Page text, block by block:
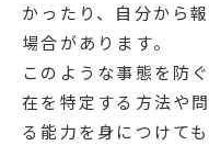
かったり、自分から
場合があります。
このような事態を防
在を特定する方法や
る能力を身につけて